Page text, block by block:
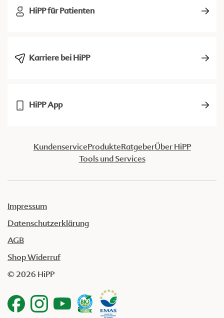
HiPP für Patienten
Karriere bei HiPP
HiPP App
KundenserviceProdukteRatgeberÜber HiPP
Tools und Services
Impressum
Datenschutzerklärung
AGB
Shop Widerruf
© 2026 HiPP